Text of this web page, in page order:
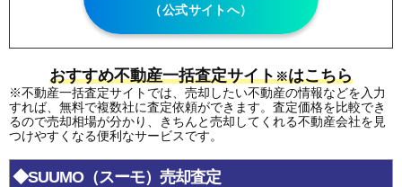
（公式サイトへ）
おすすめ不動産一括査定サイト※はこちら
※不動産一括査定サイトでは、売却したい不動産の情報などを入力
すれば、無料で複数社に査定依頼ができます。査定価格を比較でき
るので売却相場が分かり、きちんと売却してくれる不動産会社を見
つけやすくなる便利なサービスです。
◆SUUMO（スーモ）売却査定